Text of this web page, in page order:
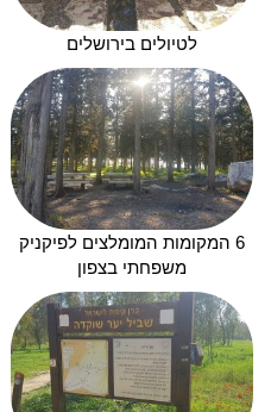
לטיולים בירושלים
6 המקומות המומלצים לפיקניק
משפחתי בצפון